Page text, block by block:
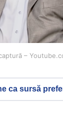
–
ca sursă